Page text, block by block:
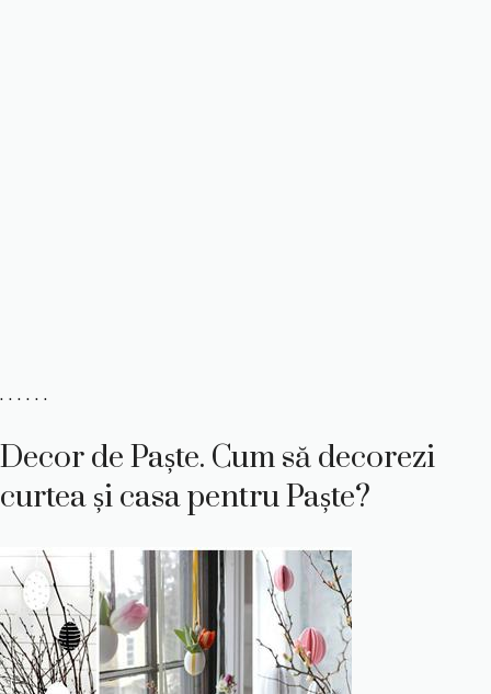
. . . . . .
Decor de Paște. Cum să decorezi
curtea și casa pentru Paște?